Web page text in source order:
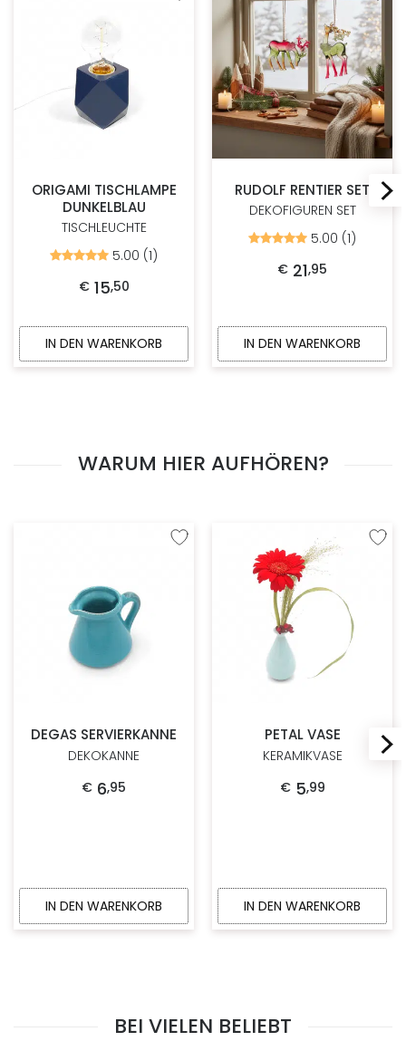
ORIGAMI TISCHLAMPE
DUNKELBLAU
TISCHLEUCHTE
Bewertet
5.00
von
5.00 (1)
€ 15,50
IN DEN WARENKORB
RUDOLF RENTIER SET
DEKOFIGUREN SET
Bewertet
5.00
von
5.00 (1)
€ 21,95
IN DEN WARENKORB
WARUM HIER AUFHÖREN?
Zur Wunschliste hinzufügen
DEGAS SERVIERKANNE
DEKOKANNE
€ 6,95
IN DEN WARENKORB
Zur
PETAL VASE
KERAMIKVASE
€ 5,99
IN DEN WARENKORB
BEI VIELEN BELIEBT